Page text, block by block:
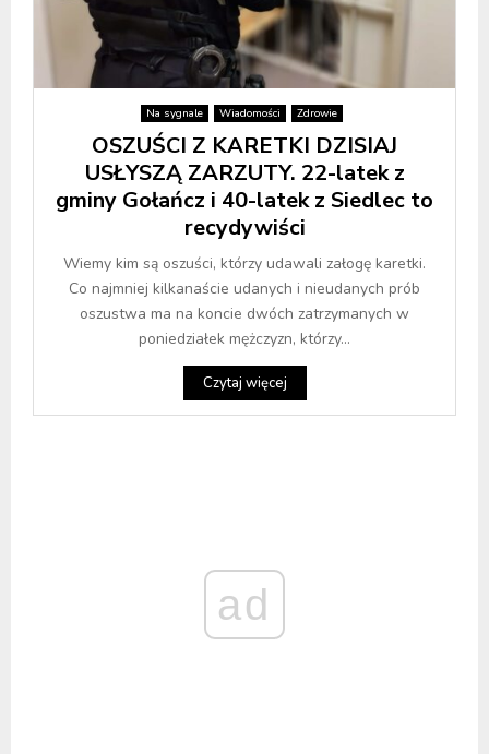
Na sygnale Wiadomości Zdrowie
OSZUŚCI Z KARETKI DZISIAJ
USŁYSZĄ ZARZUTY. 22-latek z
gminy Gołańcz i 40-latek z Siedlec to
recydywiści
Wiemy kim są oszuści, którzy udawali załogę karetki.
Co najmniej kilkanaście udanych i nieudanych prób
oszustwa ma na koncie dwóch zatrzymanych w
poniedziałek mężczyzn, którzy...
Czytaj więcej
ad